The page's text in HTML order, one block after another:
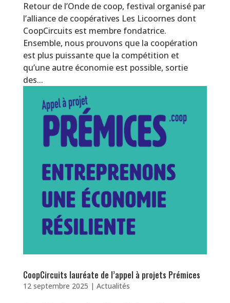
Retour de l’Onde de coop, festival organisé par
l’alliance de coopératives Les Licoornes dont
CoopCircuits est membre fondatrice.
Ensemble, nous prouvons que la coopération
est plus puissante que la compétition et
qu’une autre économie est possible, sortie
des...
CoopCircuits lauréate de l’appel à projets Prémices
12 septembre 2025 | Actualités